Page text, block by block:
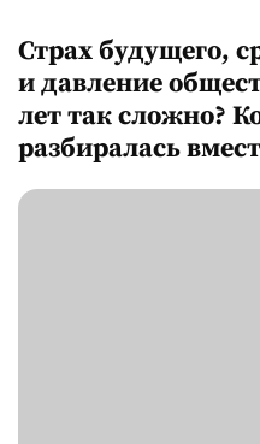
Страх будущего,
и давление
лет так сложно?
разбиралась